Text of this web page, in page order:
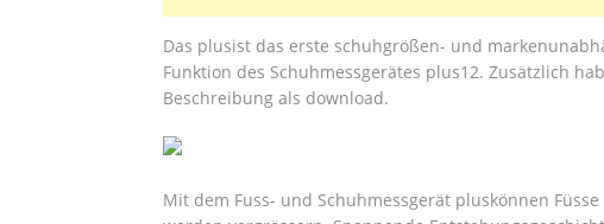
Das plusist das erste schuhgrößen- und
Funktion des Schuhmessgerätes plus12. Zusätzlich
Beschreibung als download.
Mit dem Fuss- und Schuhmessgerät pluskönnen